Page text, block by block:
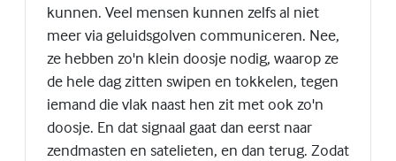
kunnen. Veel mensen kunnen zelfs al niet
meer via geluidsgolven communiceren. Nee,
ze hebben zo'n klein doosje nodig, waarop ze
de hele dag zitten swipen en tokkelen, tegen
iemand die vlak naast hen zit met ook zo'n
doosje. En dat signaal gaat dan eerst naar
zendmasten en satelieten, en dan terug. Zodat